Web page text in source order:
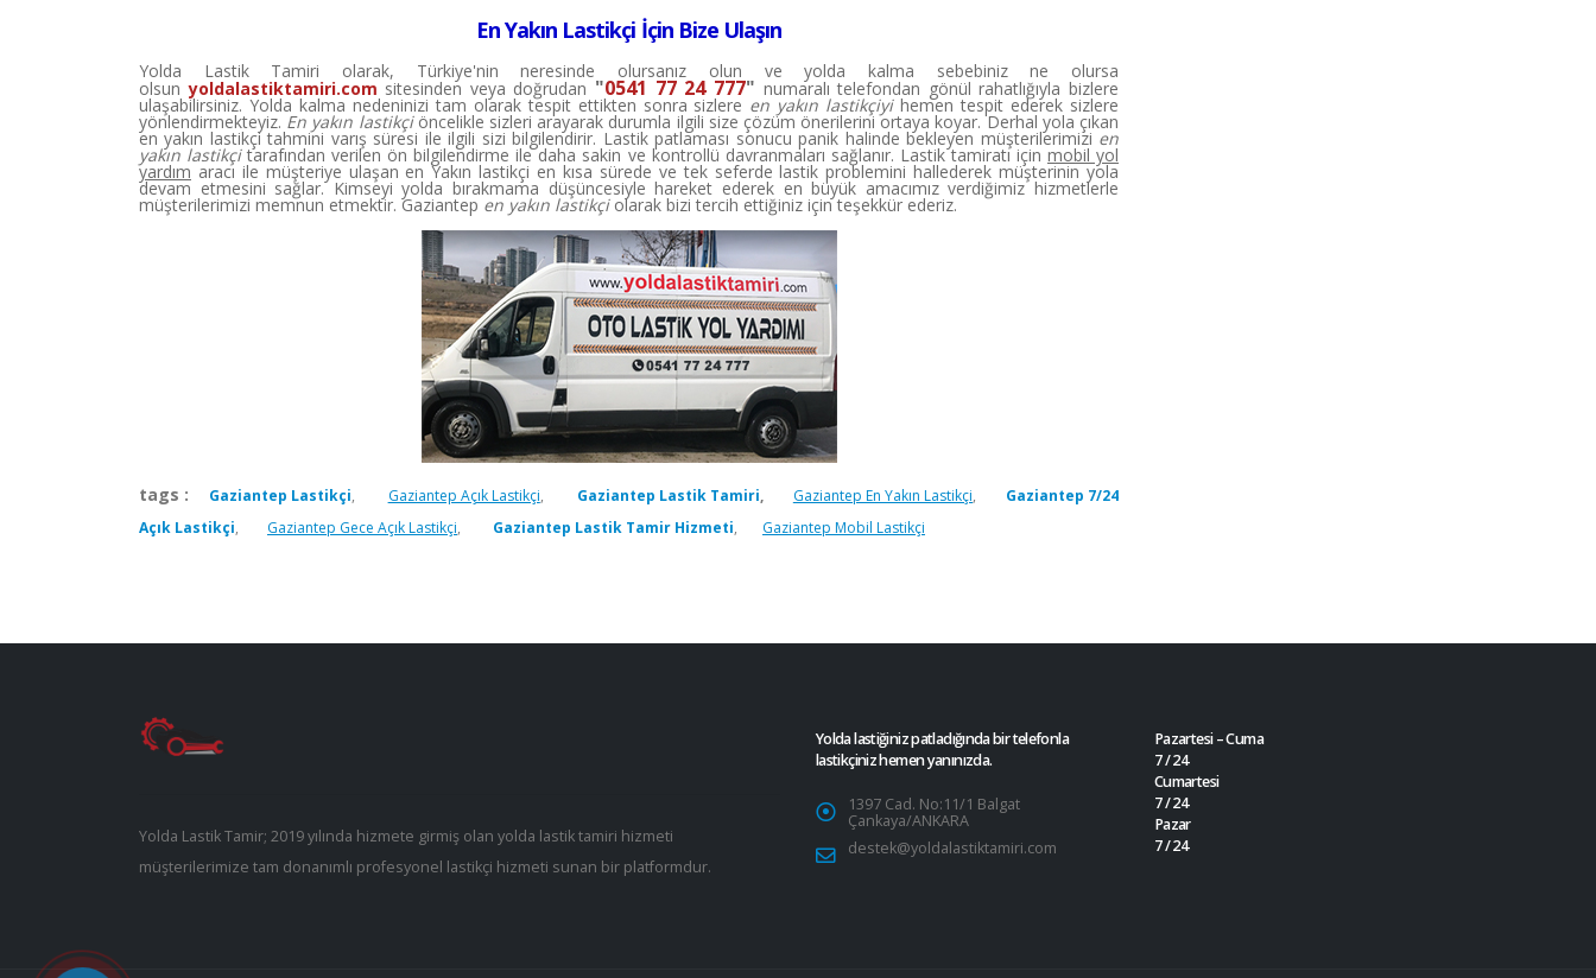
En Yakın Lastikçi İçin Bize Ulaşın
Yolda Lastik Tamiri olarak, Türkiye'nin neresinde olursanız olun ve yolda kalma sebebiniz ne olursa
olsunyoldalastiktamiri.com sitesinden veya doğrudan "0541 77 24 777" numaralı telefondan gönül rahatlığıyla bizlere
ulaşabilirsiniz. Yolda kalma nedeninizi tam olarak tespit ettikten sonra sizlere en yakın lastikçiyihemen tespit ederek sizlere
yönlendirmekteyiz. En yakın lastikçiöncelikle sizleri arayarak durumla ilgili size çözüm önerilerini ortaya koyar. Derhal yola çıkan
en yakın lastikçi tahmini varış süresi ile ilgili sizi bilgilendirir. Lastik patlaması sonucu panik halinde bekleyen müşterilerimizi en
yakın lastikçitarafından verilen ön bilgilendirme ile daha sakin ve kontrollü davranmaları sağlanır. Lastik tamiratı için mobil yol
yardım aracı ile müşteriye ulaşan en Yakın lastikçi en kısa sürede ve tek seferde lastik problemini hallederek müşterinin yola
devam etmesini sağlar. Kimseyi yolda bırakmama düşüncesiyle hareket ederek en büyük amacımız verdiğimiz hizmetlerle
müşterilerimizi memnun etmektir. Gaziantep en yakın lastikçiolarak bizi tercih ettiğiniz için teşekkür ederiz.
tags : Gaziantep Lastikçi, Gaziantep Açık Lastikçi, Gaziantep Lastik Tamiri, Gaziantep En Yakın Lastikçi, Gaziantep 7/24
Açık Lastikçi, Gaziantep Gece Açık Lastikçi, Gaziantep Lastik Tamir Hizmeti, Gaziantep Mobil Lastikçi
Yolda Lastik Tamir; 2019 yılında hizmete girmiş olan yolda lastik tamiri hizmeti
müşterilerimize tam donanımlı profesyonel lastikçi hizmeti sunan bir platformdur.
Yolda lastiğiniz patladığında bir telefonla
lastikçiniz hemen yanınızda.
1397 Cad. No:11/1 Balgat
Çankaya/ANKARA
destek@yoldalastiktamiri.com
Pazartesi – Cuma
7 / 24
Cumartesi
7 / 24
Pazar
7 / 24